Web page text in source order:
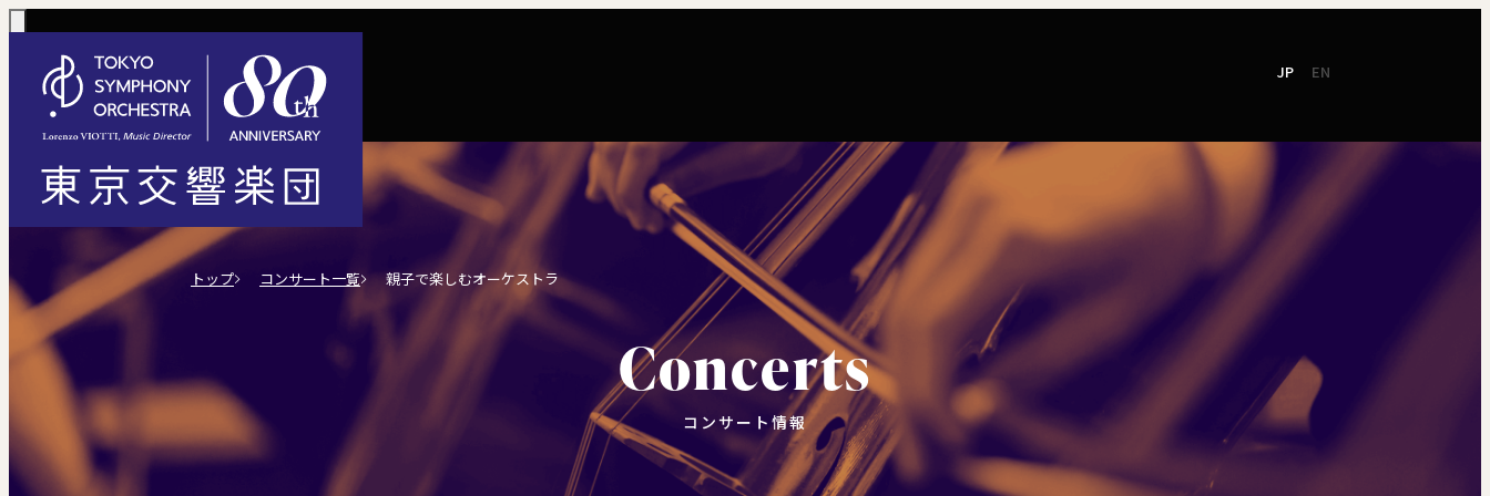
JP EN
コンサート情報
Concerts
コンサート一覧
定期演奏会
川崎定期演奏会
東京オペラシティシリーズ
特別演奏会など
こども定期演奏会
その他の公演
演奏会プログラム「Symphony」
2026 / 27
シーズンパンフレット
2025 / 26
シーズンパンフレット
チケット購入
Tickets 定期会員券 / セット券
選べるプラン
コンサートマナーガイド
TOKYO SYMPHONY
オンラインチケット
お電話でのお申込み
楽団について
活動理念
東京交響楽団とは
主な主催公演 / 委嘱・初演作品リスト
楽団員
東響コーラス
財団概要
採用・オーディション
社会貢献
川崎市 - フランチャイズ
新潟市 - 準フランチャイズ
ご支援
サポートについて
ご芳名一覧
お手続きについて
公演協賛のご案内
インカインド（物品寄付）
TOKYO SYMPHONY VISA カード
東響会員
東響会員とは
トップ コンサート一覧 親子で楽しむオーケストラ
Concerts
コンサート情報